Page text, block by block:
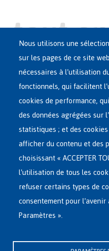
Main
French
Menu
ASILE EN BELGIQUE
RÉSEAU D'ACCUEIL
RETOUR VOLONTAIRE
INTERNATIONAL
À PROPOS DE FEDASIL
Nous utilisons une
sur les pages de ce site
nécessaires à l'utilisation
fonctionnels, qui facilitent
cookies de performance,
des données agrégées
statistiques ; et des
afficher du contenu et des
choisissant « ACCEPTER
l'utilisation de tous les
refuser certains types de
consentement pour
Paramètres ».